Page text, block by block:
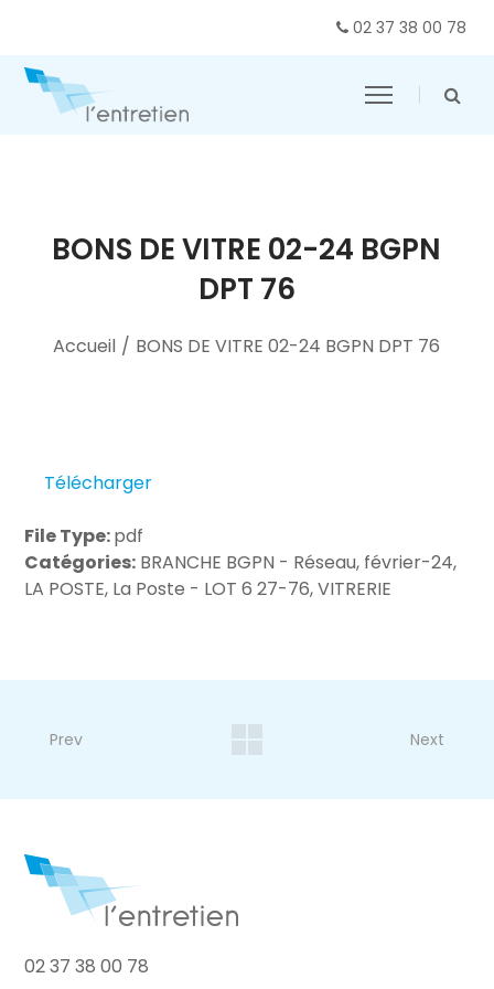
02 37 38 00 78
BONS DE VITRE 02-24 BGPN
DPT 76
Accueil / BONS DE VITRE 02-24 BGPN DPT 76
Télécharger
File Type:pdf
Catégories: BRANCHE BGPN - Réseau, février-24,
LA POSTE, La Poste - LOT 6 27-76, VITRERIE
Prev Next
02 37 38 00 78